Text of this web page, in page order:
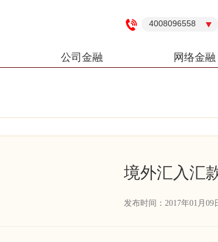
4008096558
公司金融 网络金融
境外汇入汇
发布时间：2017年01月09